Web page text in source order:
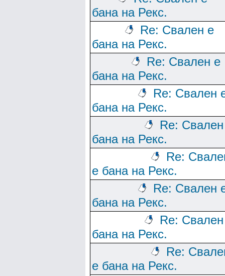
бана на Рекс.
Re: Свален е
бана на Рекс.
Re: Свален е
бана на Рекс.
Re: Свален
бана на Рекс.
Re:
бана на Рекс.
Re:
е бана на Рекс.
Re: Свален
бана на Рекс.
Re:
бана на Рекс.
Re:
е бана на Рекс.